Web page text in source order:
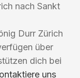
nach Sankt
Durr Zürich
über
dich bei
uns